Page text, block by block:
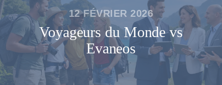
12 FÉVRIER 2026
Voyageurs du Monde vs
Evaneos